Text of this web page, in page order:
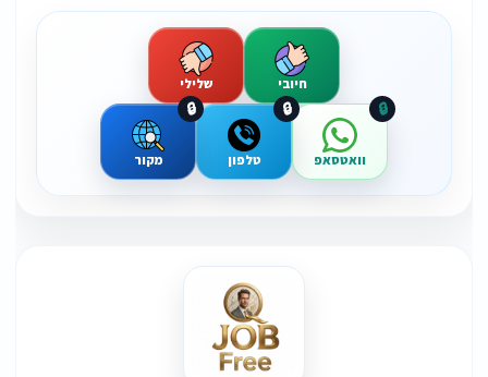
חיובי שלילי
וואטסאפ
🔒
טלפון
🔒
מקור
🔒